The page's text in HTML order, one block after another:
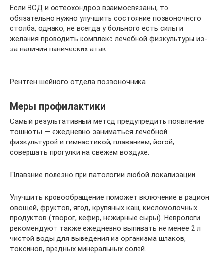
Если ВСД и остеохондроз взаимосвязаны, то
обязательно нужно улучшить состояние позвоночного
столба, однако, не всегда у больного есть силы и
желания проводить комплекс лечебной физкультуры из-
за наличия панических атак.
Рентген шейного отдела позвоночника
Меры профилактики
Самый результативный метод предупредить появление
тошноты — ежедневно заниматься лечебной
физкультурой и гимнастикой, плаванием, йогой,
совершать прогулки на свежем воздухе.
Плавание полезно при патологии любой локализации.
Улучшить кровообращение поможет включение в рацион
овощей, фруктов, ягод, крупяных каш, кисломолочных
продуктов (творог, кефир, нежирные сыры). Неврологи
рекомендуют также ежедневно выпивать не менее 2 л
чистой воды для выведения из организма шлаков,
токсинов, вредных минеральных солей.